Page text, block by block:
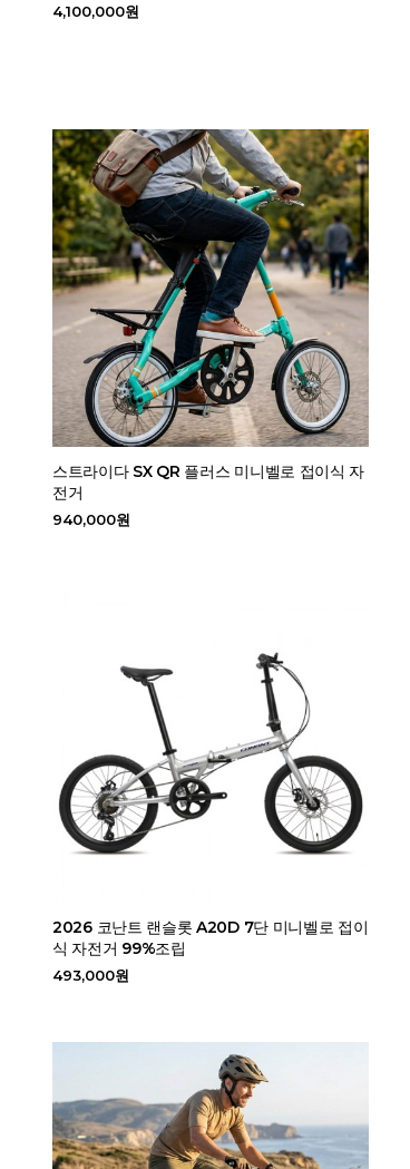
4,100,000원
스트라이다 SX QR 플러스 미니벨로 접이식 자
전거
940,000원
2026 코난트 랜슬롯 A20D 7단 미니벨로 접이
식 자전거 99%조립
493,000원